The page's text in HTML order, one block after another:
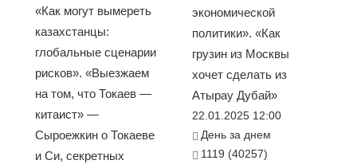
«Как могут вымереть
казахстанцы:
глобальные сценарии
рисков». «Выезжаем
на том, что Токаев —
китаист» —
Сыроежкин о Токаеве
и Си, секретных
экономической
политики». «Как
грузин из Москвы
хочет сделать из
Атырау Дубай»
22.01.2025 12:00
День за днем
1119 (40257)